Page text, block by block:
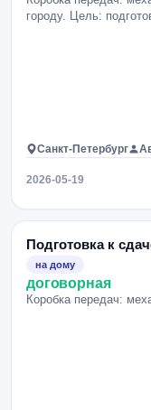
городу. Цель:
Санкт-Петербург
2026-05-19
Подготовка к
на дому
договорная
Коробка передач: